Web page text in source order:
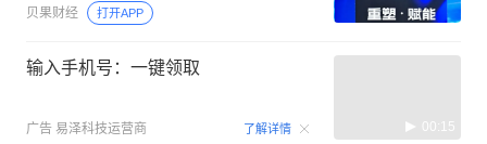
贝果财经 打开APP
输入手机号：一键领取
广告 易泽科技运营商 了解详情 00:15